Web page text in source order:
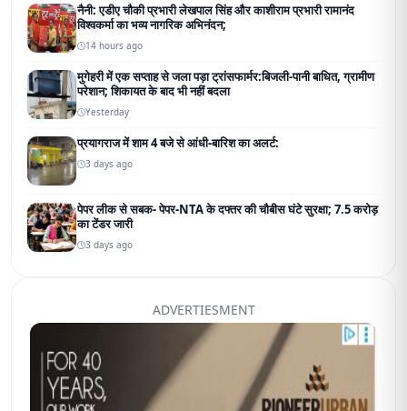
नैनी: एडीए चौकी प्रभारी लेखपाल सिंह और काशीराम प्रभारी रामानंद
विश्वकर्मा का भव्य नागरिक अभिनंदन;
14 hours ago
मुगेहरी में एक सप्ताह से जला पड़ा ट्रांसफार्मर:बिजली-पानी बाधित, ग्रामीण
परेशान; शिकायत के बाद भी नहीं बदला
Yesterday
प्रयागराज में शाम 4 बजे से आंधी-बारिश का अलर्ट:
3 days ago
पेपर लीक से सबक- पेपर-NTA के दफ्तर की चौबीस घंटे सुरक्षा; 7.5 करोड़
का टेंडर जारी
3 days ago
ADVERTIESMENT